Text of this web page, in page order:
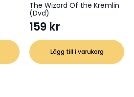
The Wizard Of the Kremlin
(Dvd)
159 kr
Lägg till i varukorg